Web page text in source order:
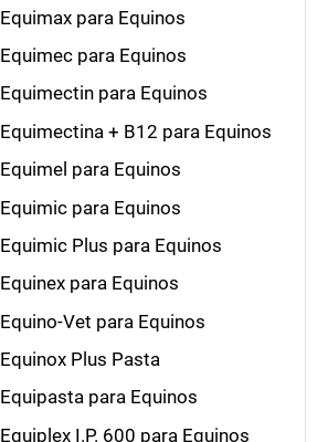
Equimax para Equinos
Equimec para Equinos
Equimectin para Equinos
Equimectina + B12 para Equinos
Equimel para Equinos
Equimic para Equinos
Equimic Plus para Equinos
Equinex para Equinos
Equino-Vet para Equinos
Equinox Plus Pasta
Equipasta para Equinos
Equiplex I.P. 600 para Equinos